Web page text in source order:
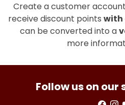
Create a customer
receive discount points with
can be converted into a
more
Follow us on